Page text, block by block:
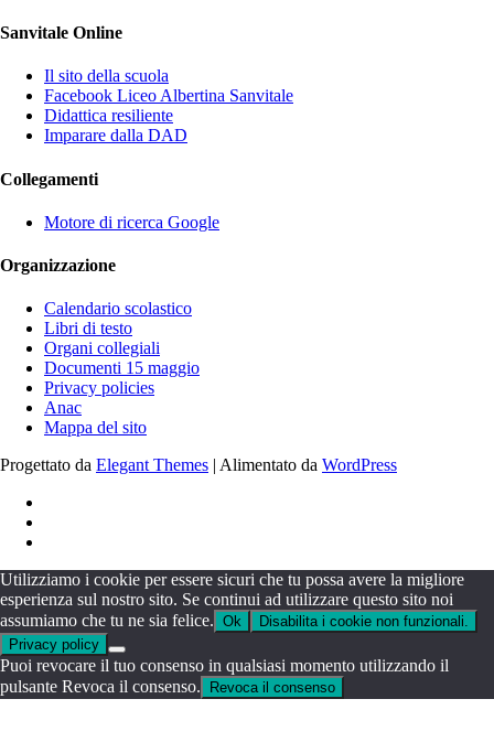
Sanvitale Online
Il sito della scuola
Facebook Liceo Albertina Sanvitale
Didattica resiliente
Imparare dalla DAD
Collegamenti
Motore di ricerca Google
Organizzazione
Calendario scolastico
Libri di testo
Organi collegiali
Documenti 15 maggio
Privacy policies
Anac
Mappa del sito
Progettato da Elegant Themes | Alimentato da WordPress
Utilizziamo i cookie per essere sicuri che tu possa avere la migliore
esperienza sul nostro sito. Se continui ad utilizzare questo sito noi
assumiamo che tu ne sia felice. Ok
Disabilita i cookie non funzionali.
Privacy policy
Puoi revocare il tuo consenso in qualsiasi momento utilizzando il
pulsante Revoca il consenso.
Revoca il consenso